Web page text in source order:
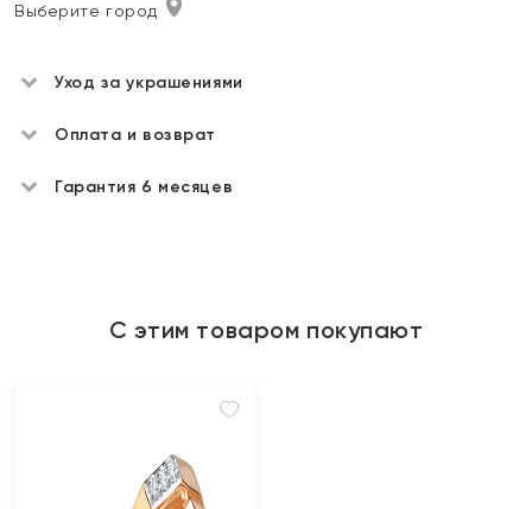
Выберите город
Уход за украшениями
Оплата и возврат
Гарантия 6 месяцев
С этим товаром покупают